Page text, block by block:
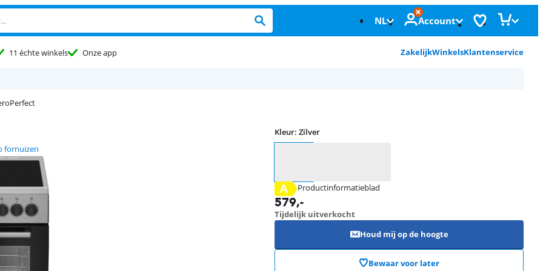
NL Account
11 échte winkels Onze app ZakelijkWinkelsKlantenservice
fornuizen
Kleur:Zilver
A
Productinformatieblad
opent in nieuw tabblad
579,-
Tijdelijk uitverkocht
Houd mij op de hoogte
Bewaar voor later